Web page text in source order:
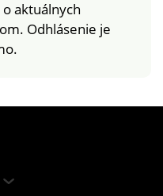
aktuálnych
Odhlásenie je